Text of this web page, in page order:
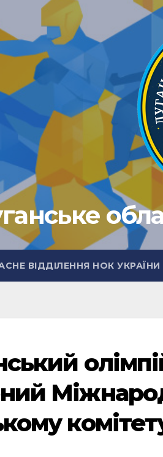
ВІДДІЛЕННЯ НОК УКРАЇНИ